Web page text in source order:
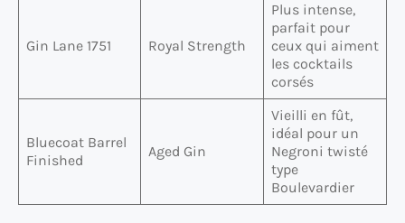
Gin Lane 1751 Royal Strength
Plus intense,
parfait pour
ceux qui aiment
les cocktails
corsés
Bluecoat Barrel
Finished
Aged Gin
Vieilli en fût,
idéal pour un
Negroni twisté
type
Boulevardier